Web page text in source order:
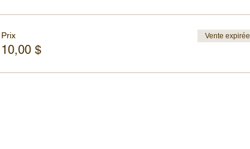
Prix
10,00 $
Vente expirée